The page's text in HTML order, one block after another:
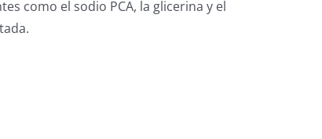
como el sodio PCA, la glicerina y el